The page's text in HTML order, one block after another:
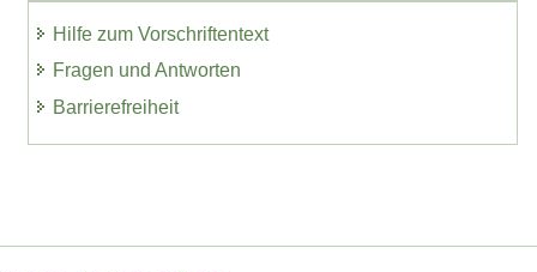
Hilfe zum Vorschriftentext
Fragen und Antworten
Barrierefreiheit